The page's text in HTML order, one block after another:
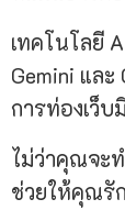
เทคโนโลยี
Gemini แล
การท่องเว็
ไม่ว่าคุณจะท
ช่วยให้คุณรั